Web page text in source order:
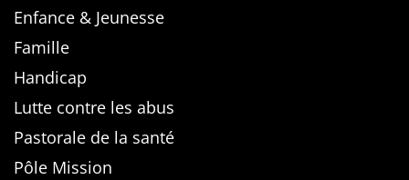
Enfance & Jeunesse
Famille
Handicap
Lutte contre les abus
Pastorale de la santé
Pôle Mission